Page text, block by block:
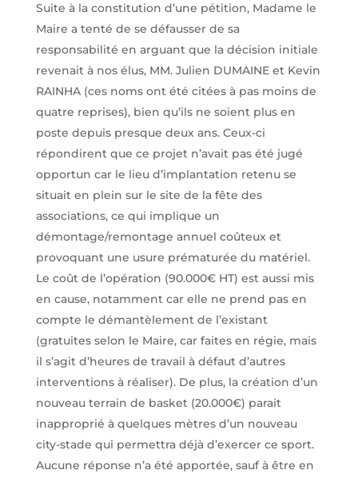
Suite à la constitution d’une pétition, Madame le
Maire a tenté de se défausser de sa
responsabilité en arguant que la décision initiale
revenait à nos élus, MM. Julien DUMAINE et Kevin
RAINHA (ces noms ont été citées à pas moins de
quatre reprises), bien qu’ils ne soient plus en
poste depuis presque deux ans. Ceux-ci
répondirent que ce projet n’avait pas été jugé
opportun car le lieu d’implantation retenu se
situait en plein sur le site de la fête des
associations, ce qui implique un
démontage/remontage annuel coûteux et
provoquant une usure prématurée du matériel.
Le coût de l’opération (90.000€ HT) est aussi mis
en cause, notamment car elle ne prend pas en
compte le démantèlement de l’existant
(gratuites selon le Maire, car faites en régie, mais
il s’agit d’heures de travail à défaut d’autres
interventions à réaliser). De plus, la création d’un
nouveau terrain de basket (20.000€) parait
inapproprié à quelques mètres d’un nouveau
city-stade qui permettra déjà d’exercer ce sport.
Aucune réponse n’a été apportée, sauf à être en